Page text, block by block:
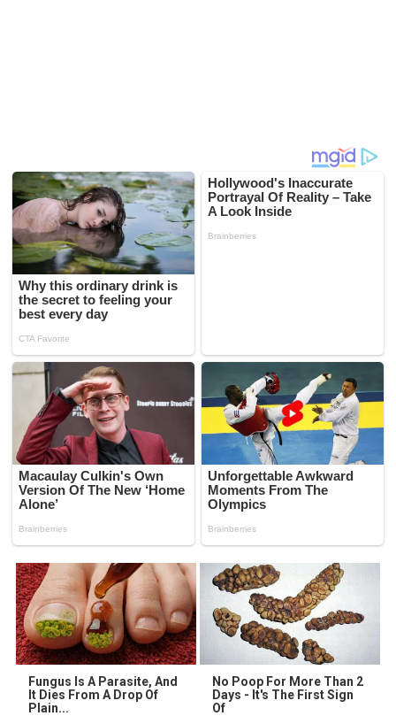
Fungus Is A Parasite, And
It Dies From A Drop Of
Plain...
No Poop For More Than 2
Days - It's The First Sign
Of